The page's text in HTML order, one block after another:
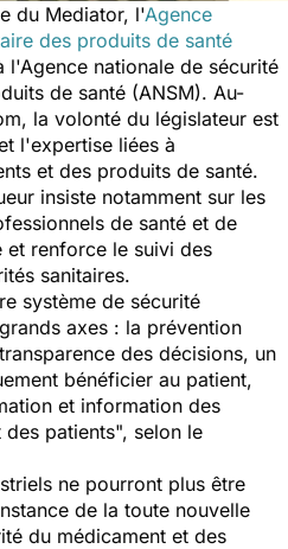
du Mediator, l'Agence
des produits de santé
l'Agence nationale de sécurité
de santé (ANSM). Au-
la volonté du législateur est
l'expertise liées à
et des produits de santé.
insiste notamment sur les
de santé et de
et renforce le suivi des
sanitaires.
système de sécurité
axes : la prévention
des décisions, un
bénéficier au patient,
et information des
patients", selon le
ne pourront plus être
de la toute nouvelle
du médicament et des